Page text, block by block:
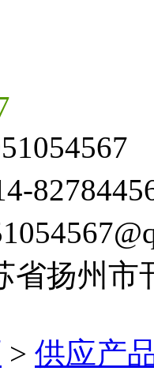
省扬州市
> 供应产